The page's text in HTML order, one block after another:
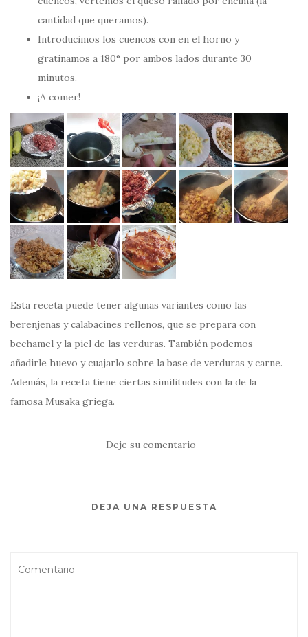
cantidad que queramos).
Introducimos los cuencos con en el horno y
gratinamos a 180° por ambos lados durante 30
minutos.
¡A comer!
Esta receta puede tener algunas variantes como las
berenjenas y calabacines rellenos, que se prepara con
bechamel y la piel de las verduras. También podemos
añadirle huevo y cuajarlo sobre la base de verduras y carne.
Además, la receta tiene ciertas similitudes con la de la
famosa Musaka griega.
Deje su comentario
DEJA UNA RESPUESTA